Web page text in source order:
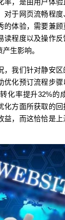
率，是由用户体
于网页流畅程度
的体验，需要兼
读程度以及操作
生影响。
，我们针对静安
优化预订流程步
化率提升32%的
化方面所获取的
益，而这恰恰是